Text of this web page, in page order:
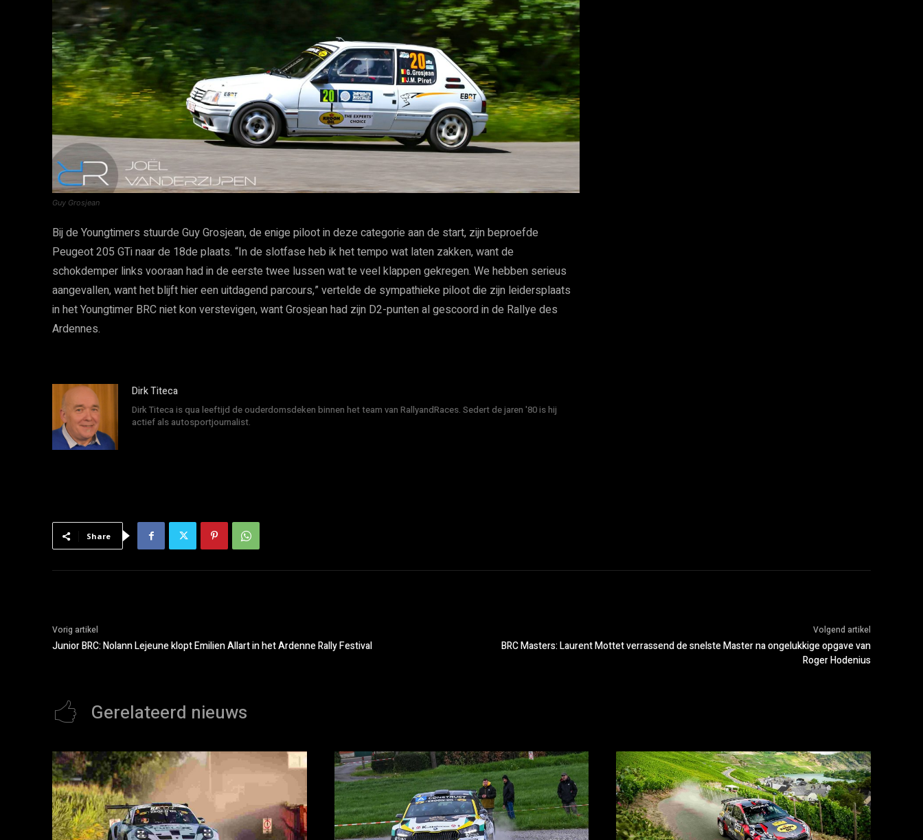
Guy Grosjean
Bij de Youngtimers stuurde Guy Grosjean, de enige piloot in deze categorie aan de start, zijn beproefde
Peugeot 205 GTi naar de 18de plaats. “In de slotfase heb ik het tempo wat laten zakken, want de
schokdemper links vooraan had in de eerste twee lussen wat te veel klappen gekregen. We hebben serieus
aangevallen, want het blijft hier een uitdagend parcours,” vertelde de sympathieke piloot die zijn leidersplaats
in het Youngtimer BRC niet kon verstevigen, want Grosjean had zijn D2-punten al gescoord in de Rallye des
Ardennes.
Dirk Titeca
Dirk Titeca is qua leeftijd de ouderdomsdeken binnen het team van RallyandRaces. Sedert de jaren '80 is hij
actief als autosportjournalist.
Share
Vorig artikel
Junior BRC: Nolann Lejeune klopt Emilien Allart in het Ardenne Rally Festival
Volgend artikel
BRC Masters: Laurent Mottet verrassend de snelste Master na ongelukkige opgave van
Roger Hodenius
Gerelateerd nieuws